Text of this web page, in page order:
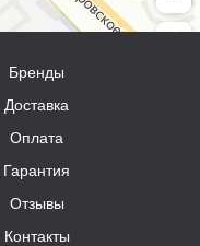
Бренды
Доставка
Оплата
Гарантия
Отзывы
Контакты